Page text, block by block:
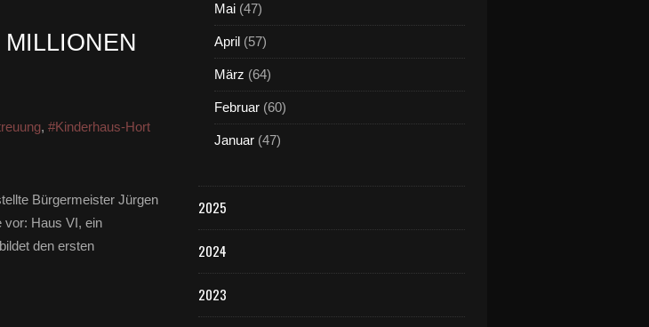
, #Kinderhaus-Hort
Bürgermeister Jürgen
vor: Haus VI, ein
den ersten
Mai (47)
April (57)
März (64)
Februar (60)
Januar (47)
2025
2024
2023